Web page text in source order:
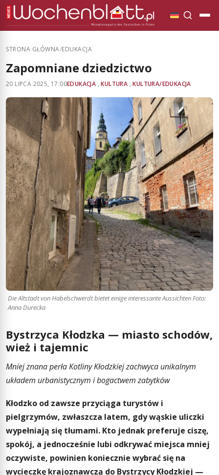
STRONA GŁÓWNA/EDUKACJA
Zapomniane dziedzictwo
20 LIPCA 2025, 17:00EDUKACJA ,KULTURA ,KULTURA/EDUKACJA
Die Altstadt von Habelschwerdt bietet einige interessante Aussichten Foto:
Anna Durecka
Bystrzyca Kłodzka — miasto schodów,
wież i tajemnic
Mniej znana perła Kotliny Kłodzkiej zachwyca unikalnym
układem urbanistycznym i bogactwem zabytków
Kłodzko od zawsze przyciąga turystów i
pielgrzymów, zwłaszcza latem, gdy wąskie uliczki
wypełniają się tłumami. Kto jednak preferuje ciszę,
spokój, a jednocześnie lubi odkrywać miejsca mniej
oczywiste, powinien koniecznie wybrać się na
wycieczkę krajoznawczą do Bystrzycy Kłodzkiej —